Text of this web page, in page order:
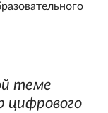
теме
цифрового